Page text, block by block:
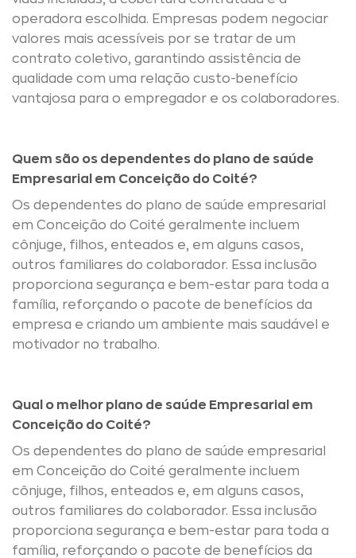
operadora escolhida. Empresas podem negociar
valores mais acessíveis por se tratar de um
contrato coletivo, garantindo assistência de
qualidade com uma relação custo-benefício
vantajosa para o empregador e os colaboradores.
Quem são os dependentes do plano de saúde
Empresarial em Conceição do Coité?
Os dependentes do plano de saúde empresarial
em Conceição do Coité geralmente incluem
cônjuge, filhos, enteados e, em alguns casos,
outros familiares do colaborador. Essa inclusão
proporciona segurança e bem-estar para toda a
família, reforçando o pacote de benefícios da
empresa e criando um ambiente mais saudável e
motivador no trabalho.
Qual o melhor plano de saúde Empresarial em
Conceição do Coité?
Os dependentes do plano de saúde empresarial
em Conceição do Coité geralmente incluem
cônjuge, filhos, enteados e, em alguns casos,
outros familiares do colaborador. Essa inclusão
proporciona segurança e bem-estar para toda a
família, reforçando o pacote de benefícios da